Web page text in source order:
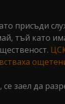
присъди
тъй като
заел да